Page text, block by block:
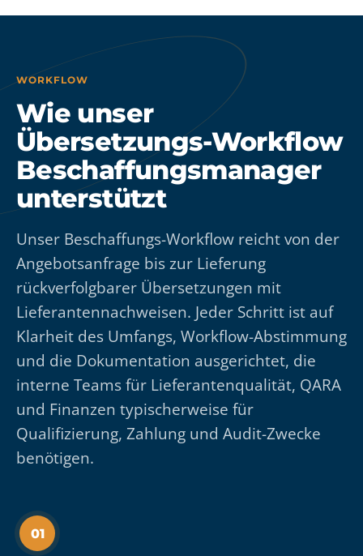
WORKFLOW
Wie unser
Übersetzungs-Workflow
Beschaffungsmanager
unterstützt
Unser Beschaffungs-Workflow reicht von der
Angebotsanfrage bis zur Lieferung
rückverfolgbarer Übersetzungen mit
Lieferantennachweisen. Jeder Schritt ist auf
Klarheit des Umfangs, Workflow-Abstimmung
und die Dokumentation ausgerichtet, die
interne Teams für Lieferantenqualität, QARA
und Finanzen typischerweise für
Qualifizierung, Zahlung und Audit-Zwecke
benötigen.
01